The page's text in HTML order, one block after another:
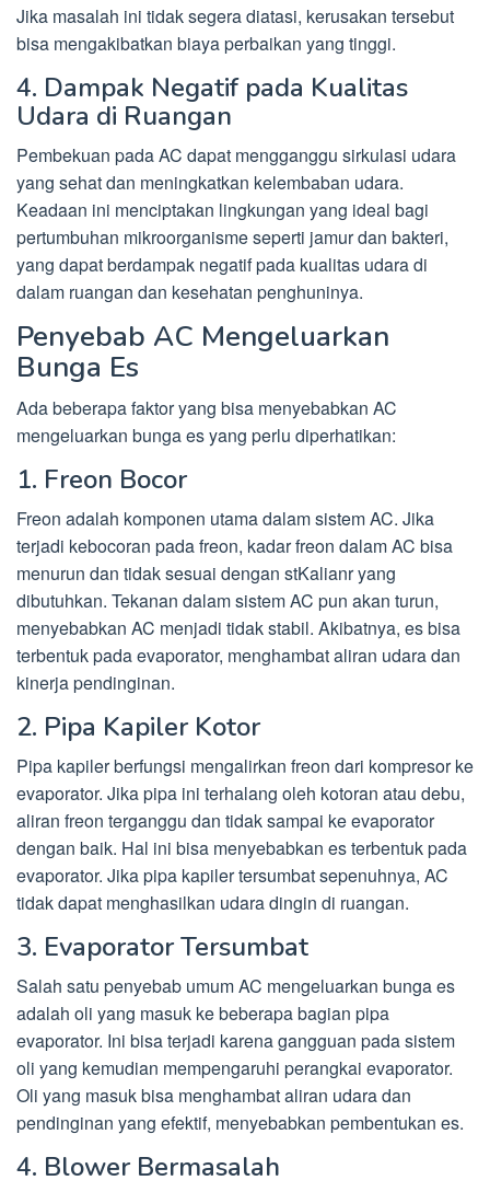
Jika masalah ini tidak segera diatasi, kerusakan tersebut
bisa mengakibatkan biaya perbaikan yang tinggi.
4. Dampak Negatif pada Kualitas
Udara di Ruangan
Pembekuan pada AC dapat mengganggu sirkulasi udara
yang sehat dan meningkatkan kelembaban udara.
Keadaan ini menciptakan lingkungan yang ideal bagi
pertumbuhan mikroorganisme seperti jamur dan bakteri,
yang dapat berdampak negatif pada kualitas udara di
dalam ruangan dan kesehatan penghuninya.
Penyebab AC Mengeluarkan
Bunga Es
Ada beberapa faktor yang bisa menyebabkan AC
mengeluarkan bunga es yang perlu diperhatikan:
1. Freon Bocor
Freon adalah komponen utama dalam sistem AC. Jika
terjadi kebocoran pada freon, kadar freon dalam AC bisa
menurun dan tidak sesuai dengan stKalianr yang
dibutuhkan. Tekanan dalam sistem AC pun akan turun,
menyebabkan AC menjadi tidak stabil. Akibatnya, es bisa
terbentuk pada evaporator, menghambat aliran udara dan
kinerja pendinginan.
2. Pipa Kapiler Kotor
Pipa kapiler berfungsi mengalirkan freon dari kompresor ke
evaporator. Jika pipa ini terhalang oleh kotoran atau debu,
aliran freon terganggu dan tidak sampai ke evaporator
dengan baik. Hal ini bisa menyebabkan es terbentuk pada
evaporator. Jika pipa kapiler tersumbat sepenuhnya, AC
tidak dapat menghasilkan udara dingin di ruangan.
3. Evaporator Tersumbat
Salah satu penyebab umum AC mengeluarkan bunga es
adalah oli yang masuk ke beberapa bagian pipa
evaporator. Ini bisa terjadi karena gangguan pada sistem
oli yang kemudian mempengaruhi perangkai evaporator.
Oli yang masuk bisa menghambat aliran udara dan
pendinginan yang efektif, menyebabkan pembentukan es.
4. Blower Bermasalah